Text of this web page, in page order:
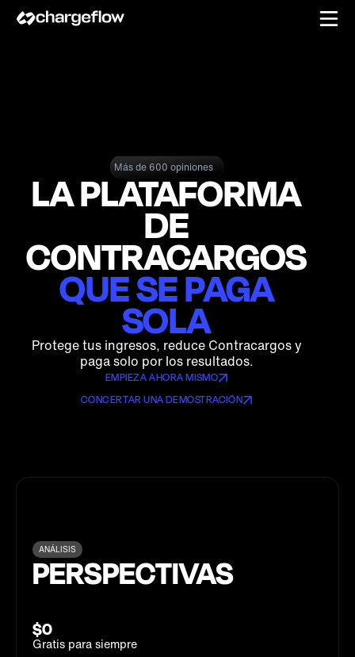
Más de 600 opiniones
LA PLATAFORMA
DE
CONTRACARGOS
QUE SE PAGA
SOLA
Protege tus ingresos, reduce Contracargos y
paga solo por los resultados.
EMPIEZA AHORA MISMO
CONCERTAR UNA DEMOSTRACIÓN
ANÁLISIS
PERSPECTIVAS
$0
Gratis para siempre